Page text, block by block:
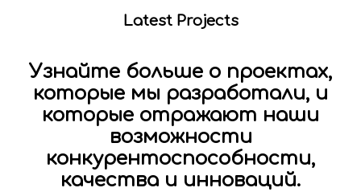
Latest Projects
Узнайте больше о проектах,
которые мы разработали, и
которые отражают наши
возможности
конкурентоспособности,
качества и инноваций.